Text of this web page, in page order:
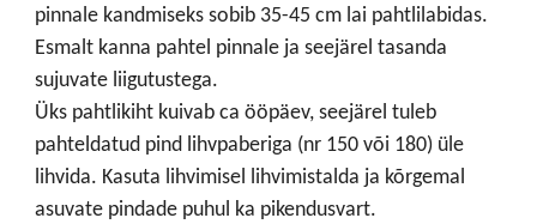
pinnale kandmiseks sobib 35-45 cm lai pahtlilabidas.
Esmalt kanna pahtel pinnale ja seejärel tasanda
sujuvate liigutustega.
Üks pahtlikiht kuivab ca ööpäev, seejärel tuleb
pahteldatud pind lihvpaberiga (nr 150 või 180) üle
lihvida. Kasuta lihvimisel lihvimistalda ja kõrgemal
asuvate pindade puhul ka pikendusvart.